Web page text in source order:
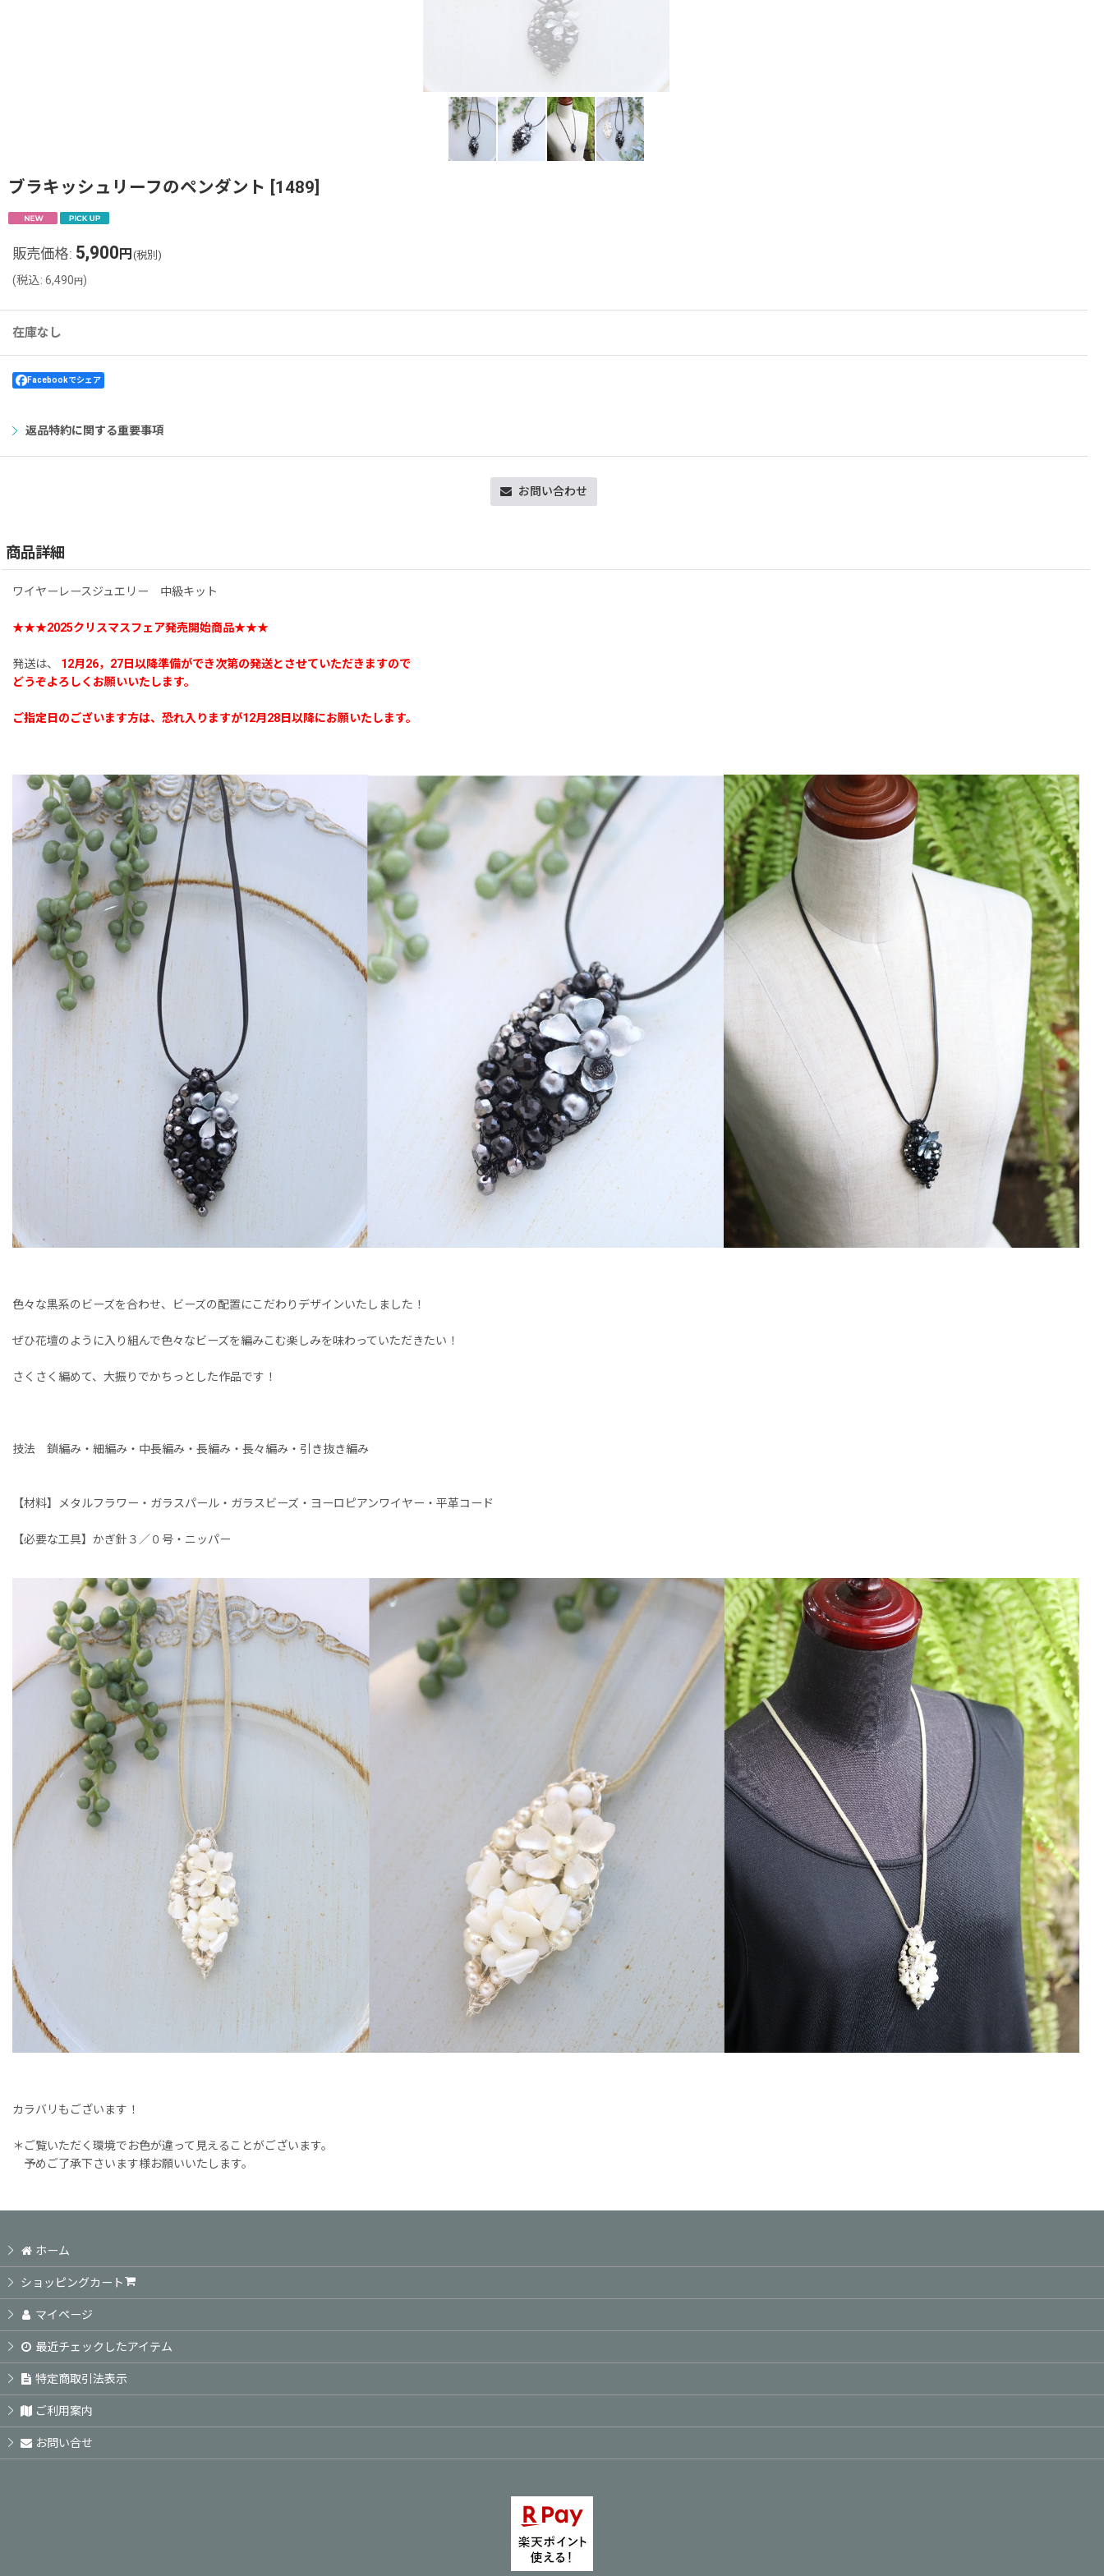
ブラキッシュリーフのペンダント [1489]
販売価格: 5,900 円 (税別)
(税込: 6,490円)
在庫なし
Facebookでシェア
返品特約に関する重要事項
お問い合わせ
商品詳細
ワイヤーレースジュエリー 中級キット
★★★2025クリスマスフェア発売開始商品★★★
発送は、
12月26，27日以降準備ができ次第の発送とさせていただきますので
どうぞよろしくお願いいたします。
ご指定日のございます方は、恐れ入りますが12月28日以降にお願いたします。
色々な黒系のビーズを合わせ、ビーズの配置にこだわりデザインいたしました！
ぜひ花壇のように入り組んで色々なビーズを編みこむ楽しみを味わっていただきたい！
さくさく編めて、大振りでかちっとした作品です！
技法 鎖編み・細編み・中長編み・長編み・長々編み・引き抜き編み
【材料】メタルフラワー・ガラスパール・ガラスビーズ・ヨーロピアンワイヤー・平革コード
【必要な工具】かぎ針３／０号・ニッパー
カラバリもございます！
＊ご覧いただく環境でお色が違って見えることがございます。
予めご了承下さいます様お願いいたします。
ホーム
ショッピングカート
マイページ
最近チェックしたアイテム
特定商取引法表示
ご利用案内
お問い合せ